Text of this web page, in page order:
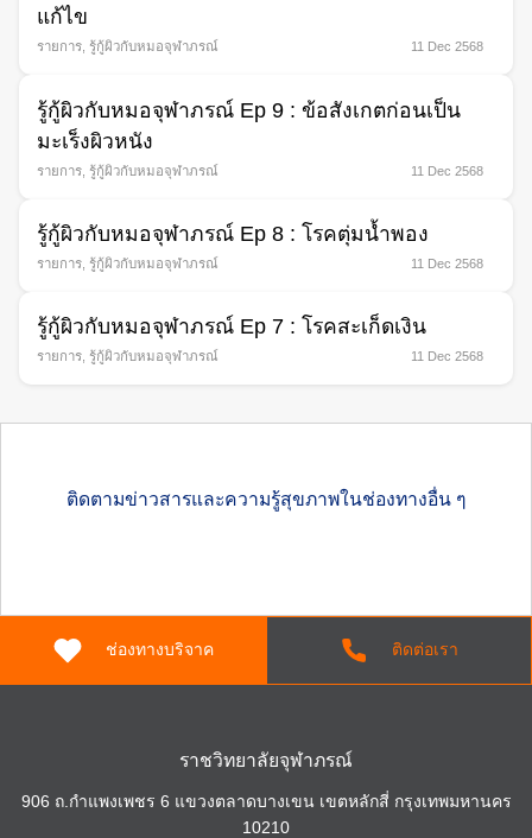
แก้ไข
รายการ รู้กู้ผิวกับหมอจุฬาภรณ์ 11 Dec 2568
รู้กู้ผิวกับหมอจุฬาภรณ์ Ep 9 : ข้อสังเกตก่อนเป็น
มะเร็งผิวหนัง
รายการ รู้กู้ผิวกับหมอจุฬาภรณ์ 11 Dec 2568
รู้กู้ผิวกับหมอจุฬาภรณ์ Ep 8 : โรคตุ่มนํ้าพอง
รายการ รู้กู้ผิวกับหมอจุฬาภรณ์ 11 Dec 2568
รู้กู้ผิวกับหมอจุฬาภรณ์ Ep 7 : โรคสะเก็ดเงิน
รายการ รู้กู้ผิวกับหมอจุฬาภรณ์ 11 Dec 2568
ติดตามข่าวสารและความรู้สุขภาพในช่องทางอื่น ๆ
ช่องทางบริจาค ติดต่อเรา
ราชวิทยาลัยจุฬาภรณ์
906 ถ.กำแพงเพชร 6 แขวงตลาดบางเขน เขตหลักสี่ กรุงเทพมหานคร
10210